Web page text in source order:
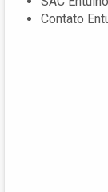
Contato